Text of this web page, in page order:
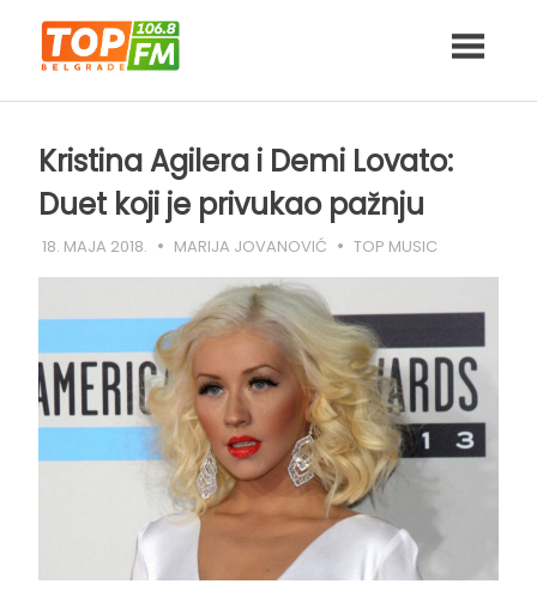
content
Kristina Agilera i Demi Lovato:
Duet koji je privukao pažnju
18. MAJA 2018. MARIJA JOVANOVIĆ TOP MUSIC